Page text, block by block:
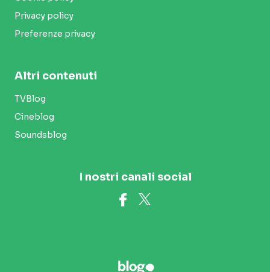
Privacy policy
Preferenze privacy
Altri contenuti
TVBlog
Cineblog
Soundsblog
I nostri canali social